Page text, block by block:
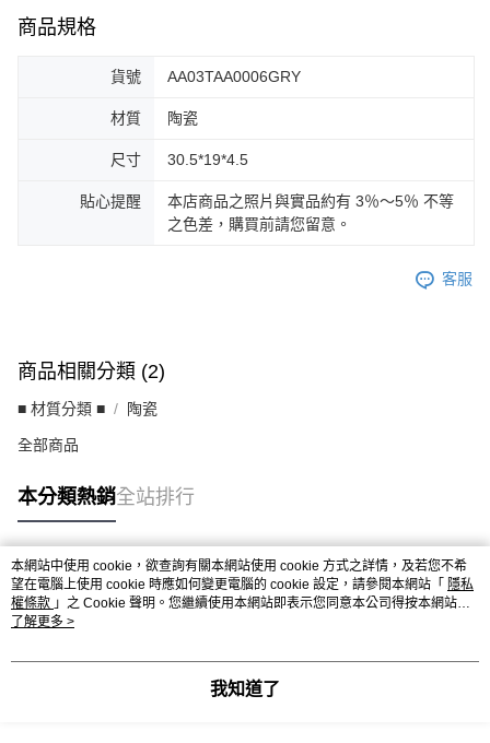
商品規格
貨號 AA03TAA0006GRY
材質 陶瓷
尺寸 30.5*19*4.5
貼心提醒
本店商品之照片與實品約有 3％～5％ 不等
之色差，購買前請您留意。
客服
商品相關分類 (2)
■ 材質分類 ■ 陶瓷
全部商品
本分類熱銷全站排行
熱門標籤
本網站中使用 cookie，欲查詢有關本網站使用 cookie 方式之詳情，及若您不希
望在電腦上使用 cookie 時應如何變更電腦的 cookie 設定，請參閱本網站「 隱私
權條款 」之 Cookie 聲明。您繼續使用本網站即表示您同意本公司得按本網站使
用條款之 Cookie 聲明使用 cookie。
了解更多 >
我知道了